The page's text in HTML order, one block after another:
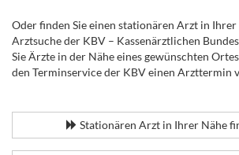
Oder finden Sie einen stationären Arzt in
Arztsuche der KBV – Kassenärztlichen
Sie Ärzte in der Nähe eines gewünschten
den Terminservice der KBV einen Arzttermin
Stationären Arzt in Ihrer Nähe